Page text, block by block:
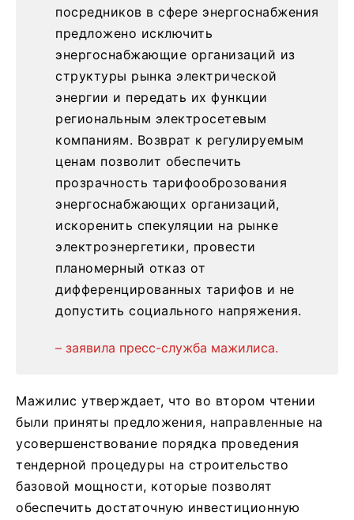
посредников в сфере энергоснабжения
предложено исключить
энергоснабжающие организаций из
структуры рынка электрической
энергии и передать их функции
региональным электросетевым
компаниям. Возврат к регулируемым
ценам позволит обеспечить
прозрачность тарифооброзования
энергоснабжающих организаций,
искоренить спекуляции на рынке
электроэнергетики, провести
планомерный отказ от
дифференцированных тарифов и не
допустить социального напряжения.
– заявила пресс-служба мажилиса.
Мажилис утверждает, что во втором чтении
были приняты предложения, направленные на
усовершенствование порядка проведения
тендерной процедуры на строительство
базовой мощности, которые позволят
обеспечить достаточную инвестиционную